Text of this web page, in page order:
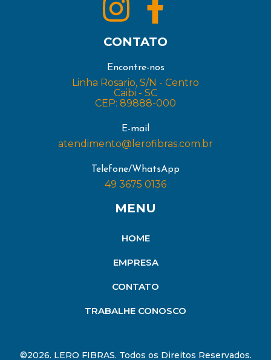
CONTATO
Encontre-nos
Linha Rosario, S/N - Centro
Caibi - SC
CEP: 89888-000
E-mail
atendimento@lerofibras.com.br
Telefone/WhatsApp
49 3675 0136
MENU
HOME
EMPRESA
CONTATO
TRABALHE CONOSCO
©2026. LERO FIBRAS. Todos os Direitos Reservados.